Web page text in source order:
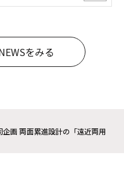
をみる
画 両面累進設計の「遠近両用